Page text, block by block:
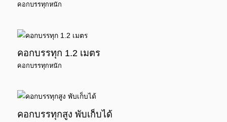
คอกบรรทุกหนัก
คอกบรรทุก 1.2 เมตร
คอกบรรทุกหนัก
คอกบรรทุกสูง พับเก็บได้